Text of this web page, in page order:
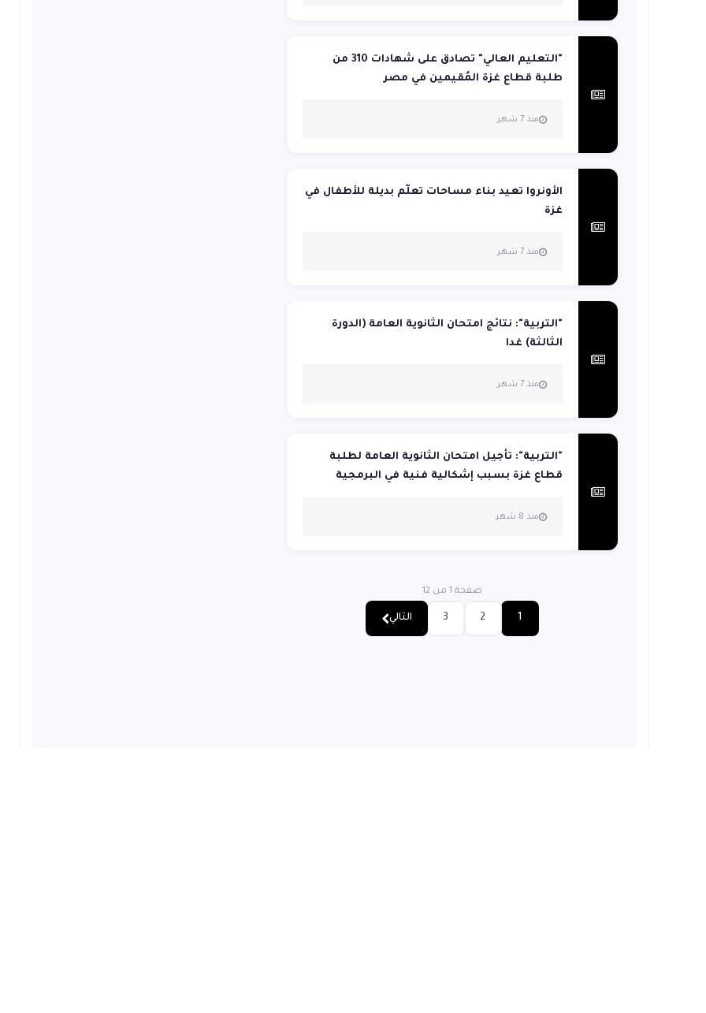
"التعليم العالي" تصادق على شهادات 310 من
طلبة قطاع غزة المُقيمين في مصر
منذ 7 شهر
الأونروا تعيد بناء مساحات تعلّم بديلة للأطفال في
غزة
منذ 7 شهر
"التربية": نتائج امتحان الثانوية العامة (الدورة
الثالثة) غدا
منذ 7 شهر
"التربية": تأجيل امتحان الثانوية العامة لطلبة
قطاع غزة بسبب إشكالية فنية في البرمجية
منذ 8 شهر
صفحة 1 من 12
1
2
3 التالي